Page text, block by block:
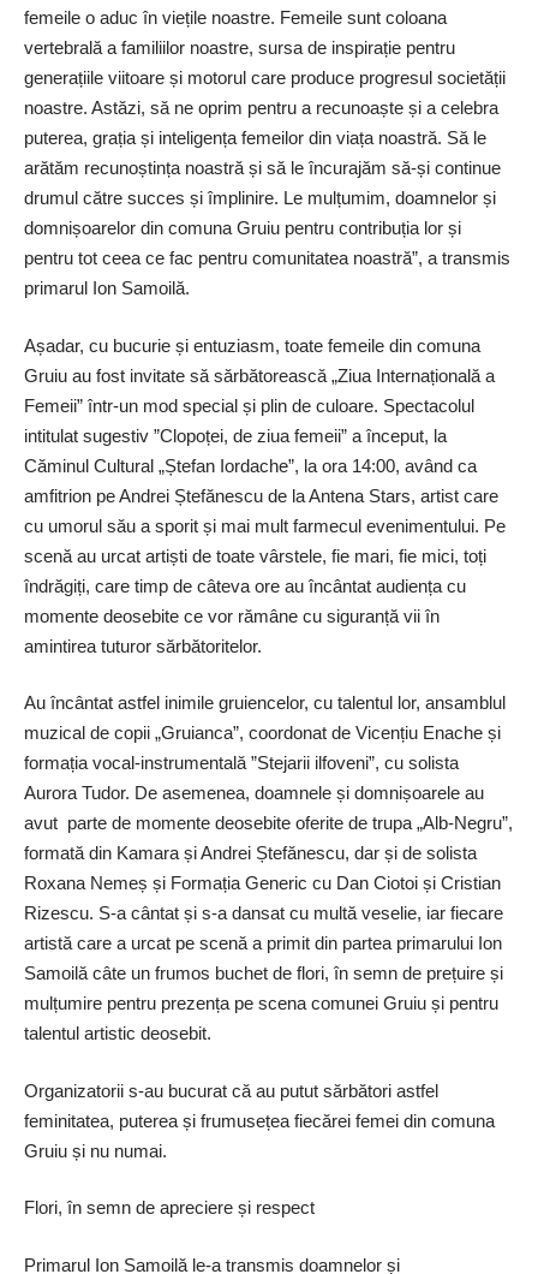
femeile o aduc în viețile noastre. Femeile sunt coloana
vertebrală a familiilor noastre, sursa de inspirație pentru
generațiile viitoare și motorul care produce progresul societății
noastre. Astăzi, să ne oprim pentru a recunoaște și a celebra
puterea, grația și inteligența femeilor din viața noastră. Să le
arătăm recunoștința noastră și să le încurajăm ­să-și continue
drumul către succes și împlinire. Le mulțumim, doamnelor și
domnișoarelor din comuna Gruiu pentru contribuția lor și
pentru tot ceea ce fac pentru comunitatea noastră”, a transmis
primarul Ion Samoilă.
Așadar, cu bucurie și entuziasm, toate femeile din comuna
Gruiu au fost invitate să sărbătorească „Ziua Internațională a
Femeii” într-un mod special și plin de culoare. Spectacolul
intitulat sugestiv ”Clopoței, de ziua femeii” a început, la
Căminul Cultural „Ștefan Iordache”, la ora 14:00, având ca
amfitrion pe Andrei Ștefănescu de la Antena Stars, artist care
cu umorul său a sporit și mai mult farmecul evenimentului. Pe
scenă au urcat artiști de toate vârstele, fie mari, fie mici, toți
îndrăgiți, care timp de câteva ore au încântat audiența cu
momente deosebite ce vor rămâne cu siguranță vii în
amintirea tuturor sărbătoritelor.
Au încântat astfel inimile gruiencelor, cu talentul lor, ansamblul
muzical de copii „Gruianca”, coordonat de Vicențiu Enache și
formația vocal-instrumentală ”Stejarii ilfoveni”, cu solista
Aurora Tudor. De asemenea, doamnele și domnișoarele au
avut parte de momente deosebite oferite de trupa „Alb-Negru”,
formată din Kamara și Andrei Ștefănescu, dar și de solista
Roxana Nemeș și Formația Generic cu Dan Ciotoi și Cristian
Rizescu. S-a cântat și s-a dansat cu multă veselie, iar fiecare
artistă care a urcat pe scenă a primit din partea primarului Ion
Samoilă câte un frumos buchet de flori, în semn de prețuire și
mulțumire pentru prezența pe scena comunei Gruiu și pentru
talentul artistic deosebit.
Organizatorii s-au bucurat că au putut sărbători astfel
feminitatea, puterea și frumusețea fiecărei femei din comuna
Gruiu și nu numai.
Flori, în semn de apreciere și respect
Primarul Ion Samoilă le-a transmis doamnelor și